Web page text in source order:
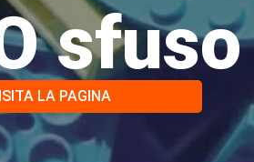
sfuso
LA PAGINA